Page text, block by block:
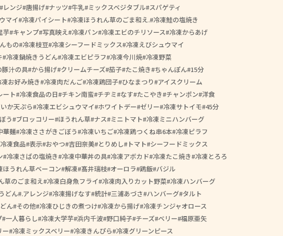
レンジ 唐揚げ ナッツ 牛乳 ミックスベジタブル スパゲティ
マイ 冷凍パイシート 冷凍ほうれん草のごま和え. 冷凍鮭の塩焼き
芋 キャンプ 写真映え 冷凍パン 冷凍エビのチリソース 冷凍からあげ
もの 冷凍枝豆 冷凍シーフードミックス 冷凍えびシュウマイ
冷凍鍋焼きうどん 冷凍エビピラフ 冷凍今川焼 冷凍野菜
豚汁の具 から揚げ クリームチーズ 茄子 たこ焼き ちゃんぽん 15分
凍お好み焼き 冷凍肉だんご 冷凍鶏団子 ひなまつり アイスクリーム
ート 冷凍食品の日 チキン南蛮 チヂミ なす たこやき チャンポン 洋食
か天ぷら 冷凍エビシュウマイ ホワイトデー ゼリー 冷凍サトイモ 45分
う ブロッコリー ほうれん草 ナス ミニトマト 冷凍ミニハンバーグ
華麺 冷凍ささがきごぼう 冷凍いちご 冷凍鶏つくね串6本 冷凍ピラフ
凍食品 表示 おやつ 吉田奈美 とりめし トマト シーフードミックス
冷凍さばの塩焼き 冷凍中華丼の具 冷凍アボカド 冷凍たこ焼き 冷凍とろろ
ほうれん草ベーコン 解凍 髙井瑞枝 オーロラ 鶏飯 バジル
草のごま和え 冷凍白身魚フライ 冷凍肉入りカット野菜 冷凍ハンバーグ
どん .アレンジ 冷凍揚げなす 統計 三浦あづさ ハンバーグ タルト
ん その他 冷凍ひじきの煮つけ 冷凍から揚げ 冷凍チンジャオロース
一人暮らし 冷凍大学芋 浜内千波 野口純子 チーズ ベリー 福原亜矢
ー 冷凍ミックスベリー 冷凍きんぴら 冷凍グリーンピース